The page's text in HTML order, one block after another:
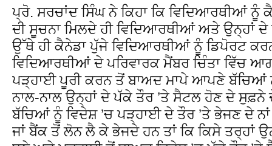
ਪ੍ਰੋ. ਸਰਚਾਂਦ ਸਿੰਘ ਨੇ ਕਿਹਾ ਕਿ ਵਿਦਿਆਰਥੀਆਂ ਨੂੰ
ਦੀ ਸੂਚਨਾ ਮਿਲਦੇ ਹੀ ਵਿਦਿਆਰਥੀਆਂ ਅਤੇ ਉਨ੍ਹਾਂ
ਉੱਥੇ ਹੀ ਕੈਨੇਡਾ ਪੁੱਜੇ ਵਿਦਿਆਰਥੀਆਂ ਨੂੰ ਡਿਪੋਰਟ
ਵਿਦਿਆਰਥੀਆਂ ਦੇ ਪਰਿਵਾਰਕ ਮੈਂਬਰ ਚਿੰਤਾ ਵਿੱਚ
ਪੜ੍ਹਾਈ ਪੂਰੀ ਕਰਨ ਤੋਂ ਬਾਅਦ ਮਾਪੇ ਆਪਣੇ ਬੱਚਿਆਂ
ਨਾਲ-ਨਾਲ ਉਨ੍ਹਾਂ ਦੇ ਪੱਕੇ ਤੌਰ ’ਤੇ ਸੈਟਲ ਹੋਣ ਦੇ
ਬੱਚਿਆਂ ਨੂੰ ਵਿਦੇਸ਼ ’ਚ ਪੜ੍ਹਾਈ ਦੇ ਤੌਰ ’ਤੇ ਭੇਜਣ ਦੇ
ਜਾਂ ਬੈਂਕ ਤੋਂ ਲੋਨ ਲੈ ਕੇ ਭੇਜਦੇ ਹਨ ਤਾਂ ਕਿ ਕਿਸੇ ਤਰ੍ਹਾਂ